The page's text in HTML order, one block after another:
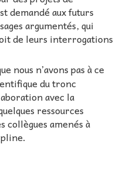
demandé aux futurs
argumentés, qui
de leurs interrogations
nous n’avons pas à ce
du tronc
avec la
ressources
collègues amenés à